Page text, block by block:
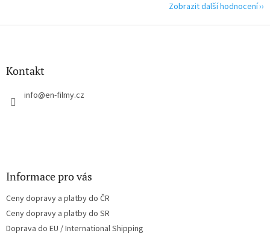
Zobrazit další hodnocení
Z
Kontakt
info@en-filmy.cz
Informace pro vás
Ceny dopravy a platby do ČR
Ceny dopravy a platby do SR
Doprava do EU / International Shipping